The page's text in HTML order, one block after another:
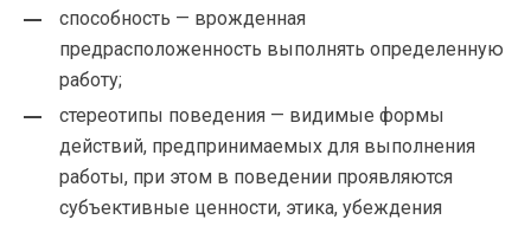
способность — врожденная
предрасположенность выполнять определенную
работу;
стереотипы поведения — видимые формы
действий, предпринимаемых для выполнения
работы, при этом в поведении проявляются
субъективные ценности, этика, убеждения